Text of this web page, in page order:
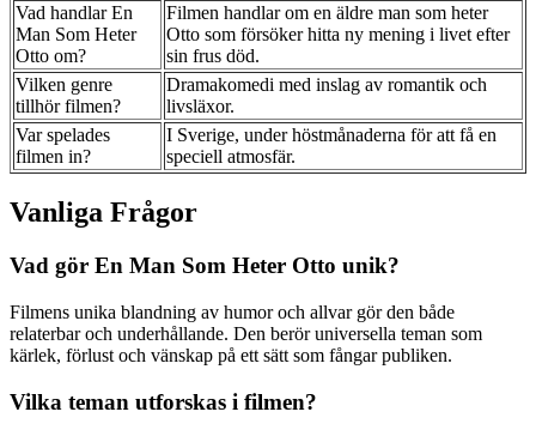
Vad handlar En
Man Som Heter
Otto om?
Filmen handlar om en äldre man som heter
Otto som försöker hitta ny mening i livet efter
sin frus död.
Vilken genre
tillhör filmen?
Dramakomedi med inslag av romantik och
livsläxor.
Var spelades
filmen in?
I Sverige, under höstmånaderna för att få en
speciell atmosfär.
Vanliga Frågor
Vad gör En Man Som Heter Otto unik?
Filmens unika blandning av humor och allvar gör den både
relaterbar och underhållande. Den berör universella teman som
kärlek, förlust och vänskap på ett sätt som fångar publiken.
Vilka teman utforskas i filmen?